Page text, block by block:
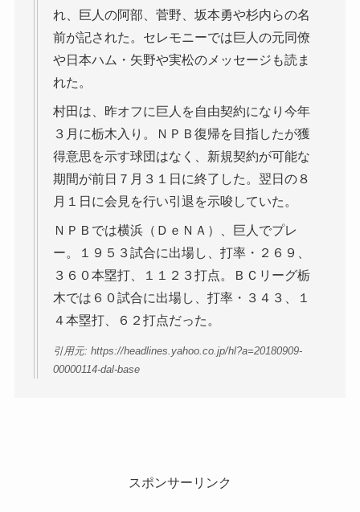
れ、巨人の阿部、菅野、坂本勇や杉内らの名
前が記された。セレモニーでは巨人の元同僚
や日本ハム・矢野や実松のメッセージも読ま
れた。
村田は、昨オフに巨人を自由契約になり今年
３月に栃木入り。ＮＰＢ復帰を目指したが獲
得意思を示す球団はなく、新規契約が可能な
期間が前日７月３１日に終了した。翌日の８
月１日に会見を行い引退を示唆していた。
ＮＰＢでは横浜（ＤｅＮＡ）、巨人でプレ
ー。１９５３試合に出場し、打率・２６９、
３６０本塁打、１１２３打点。ＢＣリーグ栃
木では６０試合に出場し、打率・３４３、１
４本塁打、６２打点だった。
引用元: https://headlines.yahoo.co.jp/hl?a=20180909-
00000114-dal-base
スポンサーリンク